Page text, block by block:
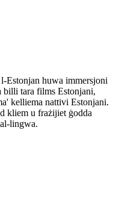
Estonjan huwa immersjoni
tara films Estonjani,
kelliema nattivi Estonjani.
kliem u frażijiet ġodda
lingwa.